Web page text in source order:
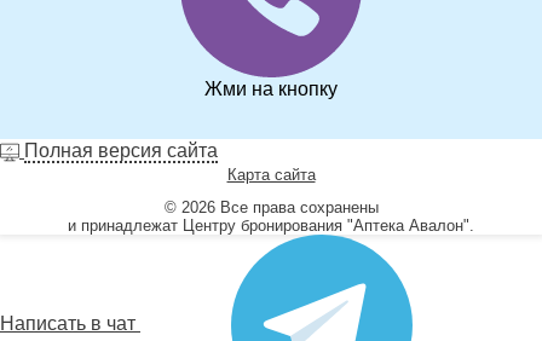
Жми на кнопку
Полная версия сайта
Карта сайта
© 2026 Все права сохранены
и принадлежат Центру бронирования "Аптека Авалон".
Написать в чат